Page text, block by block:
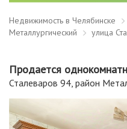
Недвижимость в Челябинске
Металлургический
улица
Продается
Сталеваров 94, район